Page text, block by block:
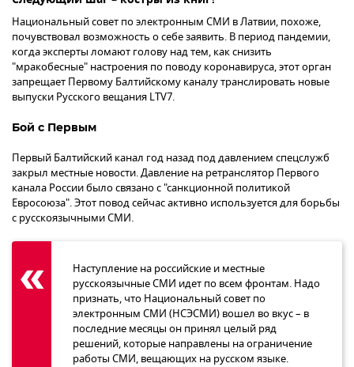
Национальный совет по электронным СМИ в Латвии, похоже,
почувствовал возможность о себе заявить. В период пандемии,
когда эксперты ломают голову над тем, как снизить
"мракобесные" настроения по поводу коронавируса, этот орган
запрещает Первому Балтийскому каналу транслировать новые
выпуски Русского вещания LTV7.
Бой с Первым
Первый Балтийский канал год назад под давлением спецслужб
закрыл местные новости. Давление на ретранслятор Первого
канала России было связано с "санкционной политикой
Евросоюза". Этот повод сейчас активно используется для борьбы
с русскоязычными СМИ.
Наступление на российские и местные
русскоязычные СМИ идет по всем фронтам. Надо
признать, что Национальный совет по
электронным СМИ (НСЭСМИ) вошел во вкус – в
последние месяцы он принял целый ряд
решений, которые направлены на ограничение
работы СМИ, вещающих на русском языке.